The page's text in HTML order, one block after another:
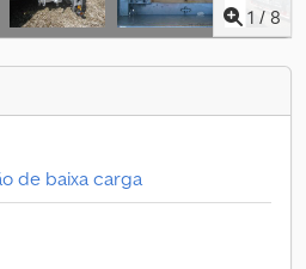
1 / 8
de baixa carga